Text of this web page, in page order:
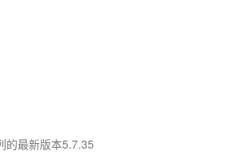
的最新版本5.7.35